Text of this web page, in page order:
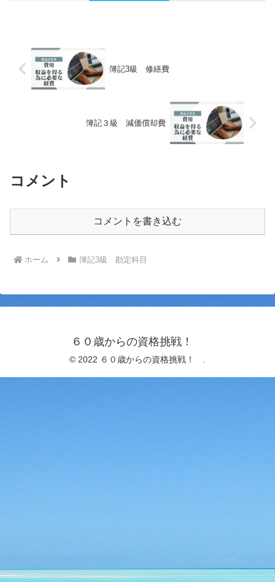
簿記3級 修繕費
簿記３級 減価償却費
コメント
コメントを書き込む
ホーム 簿記3級 勘定科目
６０歳からの資格挑戦！
© 2022 ６０歳からの資格挑戦！ .